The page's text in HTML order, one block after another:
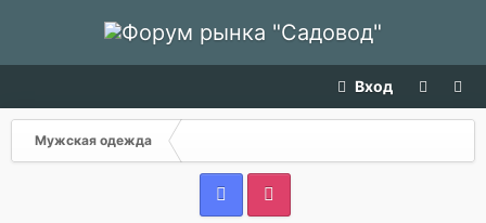
Вход
Мужская одежда